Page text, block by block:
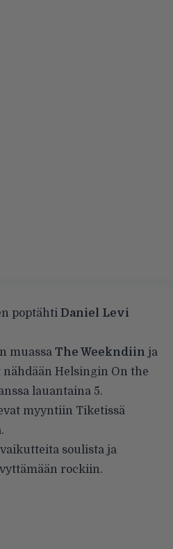
poptähti Daniel Levi
muassa The Weekndiin ja
nähdään Helsingin On the
lauantaina 5.
myyntiin Tiketissä
soulista ja
rockiin.